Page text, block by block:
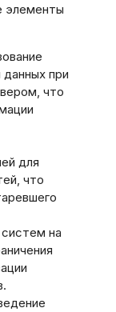
элементы
при
что
для
что
на